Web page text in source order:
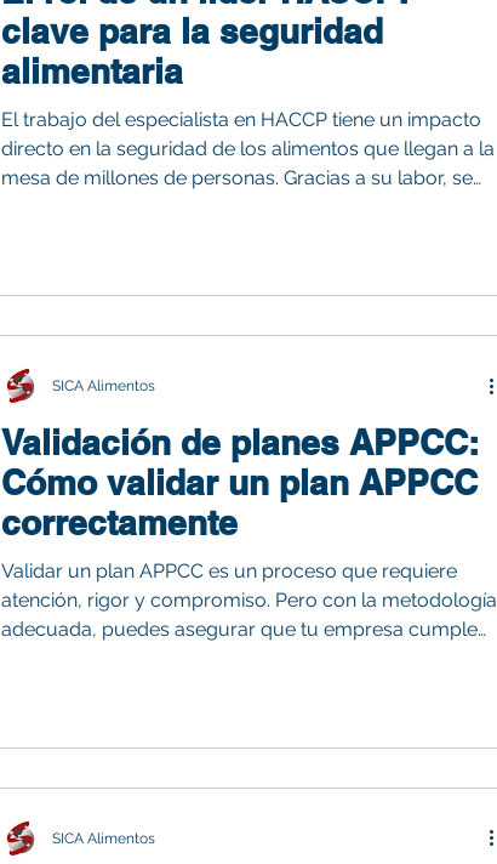
clave para la seguridad
alimentaria
El trabajo del especialista en HACCP tiene un impacto
directo en la seguridad de los alimentos que llegan a la
mesa de millones de personas. Gracias a su labor, se
Validación de planes APPCC:
Cómo validar un plan APPCC
correctamente
Validar un plan APPCC es un proceso que requiere
atención, rigor y compromiso. Pero con la metodología
adecuada, puedes asegurar que tu empresa cumple
SICA Alimentos
SICA Alimentos